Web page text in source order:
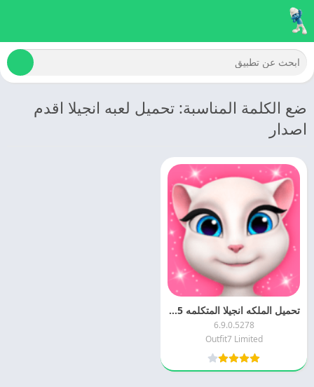
ضع الكلمة المناسبة: تحميل لعبه انجيلا اقدم
اصدار
تحميل الملكه انجيلا المتكلمه 2025 My Talking Angela مجانا
6.9.0.5278
Outfit7 Limited